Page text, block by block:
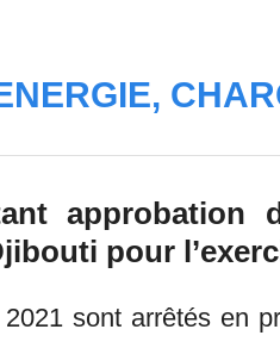
approbation
pour
sont arrêtés en